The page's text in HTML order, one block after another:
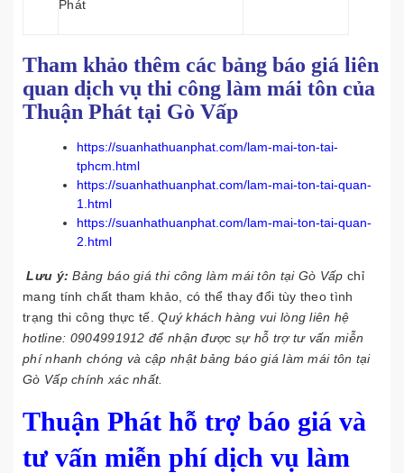
Phát
Tham khảo thêm các bảng báo giá liên
quan dịch vụ thi công làm mái tôn của
Thuận Phát tại Gò Vấp
https://suanhathuanphat.com/lam-mai-ton-tai-
tphcm.html
https://suanhathuanphat.com/lam-mai-ton-tai-quan-
1.html
https://suanhathuanphat.com/lam-mai-ton-tai-quan-
2.html
Lưu ý: Bảng báo giá thi công làm mái tôn tại Gò Vấp chỉ
mang tính chất tham khảo, có thể thay đổi tùy theo tình
trạng thi công thực tế.Quý khách hàng vui lòng liên hệ
hotline: 0904991912để nhận được sự hỗ trợ tư vấn miễn
phí nhanh chóng và cập nhật bảng báo giá làm mái tôn tại
Gò Vấp chính xác nhất.
Thuận Phát hỗ trợ báo giá và
tư vấn miễn phí dịch vụ làm